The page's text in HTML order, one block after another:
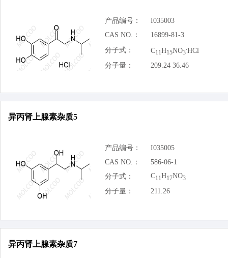
产品编号：
I035003
CAS NO.：
16899-81-3
分子式：
C11H15NO3
.HCl
分子量：
209.24 36.46
异丙肾上腺素杂质5
产品编号：
I035005
CAS NO.：
586-06-1
分子式：
C11H17NO3
分子量： 211.26
异丙肾上腺素杂质7